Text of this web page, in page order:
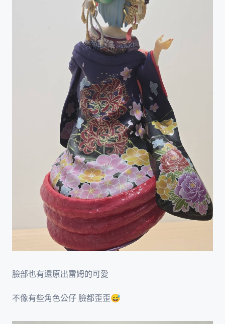
臉部也有還原出雷姆的可愛
不像有些角色公仔 臉都歪歪😅